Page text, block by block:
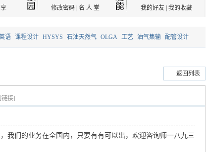
修改密码| 名 人 堂 我的好友| 我的收藏
语 课程设计 HYSYS 石油天然气 OLGA 工艺 油气集输 配管设计
返回列表
链接]
我们的业务在全国内，只要有有可以出，欢迎咨询师一八九三